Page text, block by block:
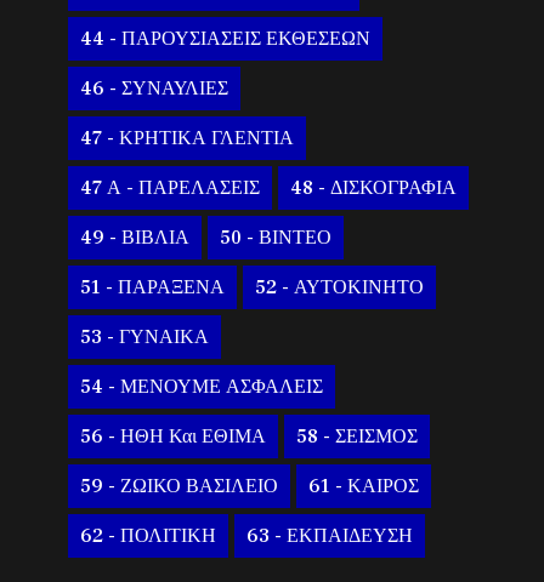
44 - ΠΑΡΟΥΣΙΑΣΕΙΣ ΕΚΘΕΣΕΩΝ
46 - ΣΥΝΑΥΛΙΕΣ
47 - ΚΡΗΤΙΚΑ ΓΛΕΝΤΙΑ
47 Α - ΠΑΡΕΛΑΣΕΙΣ 48 - ΔΙΣΚΟΓΡΑΦΙΑ
49 - ΒΙΒΛΙΑ 50 - ΒΙΝΤΕΟ
51 - ΠΑΡΑΞΕΝΑ 52 - ΑΥΤΟΚΙΝΗΤΟ
53 - ΓΥΝΑΙΚΑ
54 - ΜΕΝΟΥΜΕ ΑΣΦΑΛΕΙΣ
56 - ΗΘΗ Και ΕΘΙΜΑ 58 - ΣΕΙΣΜΟΣ
59 - ΖΩΙΚΟ ΒΑΣΙΛΕΙΟ 61 - ΚΑΙΡΟΣ
62 - ΠΟΛΙΤΙΚΗ 63 - ΕΚΠΑΙΔΕΥΣΗ